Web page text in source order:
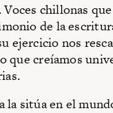
chillonas
de la
ejercicio nos
que creíamos
la sitúa en el